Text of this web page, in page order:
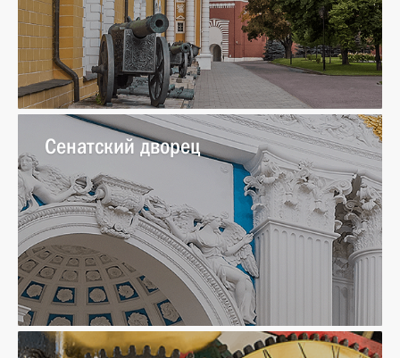
Сенатский дворец